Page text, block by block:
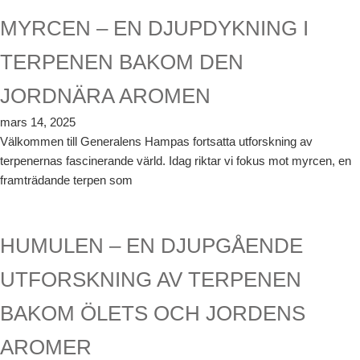
MYRCEN – EN DJUPDYKNING I
TERPENEN BAKOM DEN
JORDNÄRA AROMEN
mars 14, 2025
Välkommen till Generalens Hampas fortsatta utforskning av
terpenernas fascinerande värld. Idag riktar vi fokus mot myrcen, en
framträdande terpen som
HUMULEN – EN DJUPGÅENDE
UTFORSKNING AV TERPENEN
BAKOM ÖLETS OCH JORDENS
AROMER